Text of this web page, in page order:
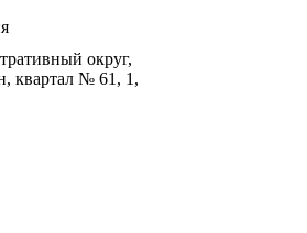
округ,
квартал № 61, 1,